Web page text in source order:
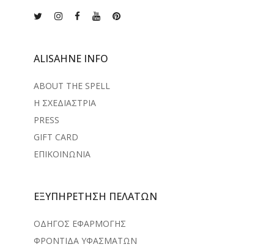
ALISAHNE INFO
ABOUT THE SPELL
Η ΣΧΕΔΙΑΣΤΡΙΑ
PRESS
GIFT CARD
ΕΠΙΚΟΙΝΩΝΙΑ
ΕΞΥΠΗΡΕΤΗΣΗ ΠΕΛΑΤΩΝ
ΟΔΗΓΟΣ ΕΦΑΡΜΟΓΗΣ
ΦΡΟΝΤΙΔΑ ΥΦΑΣΜΑΤΩΝ